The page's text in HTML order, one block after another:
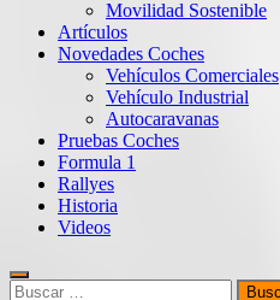
Movilidad Sostenible
Artículos
Novedades Coches
Vehículos Comerciales
Vehículo Industrial
Autocaravanas
Pruebas Coches
Formula 1
Rallyes
Historia
Videos
Buscar: